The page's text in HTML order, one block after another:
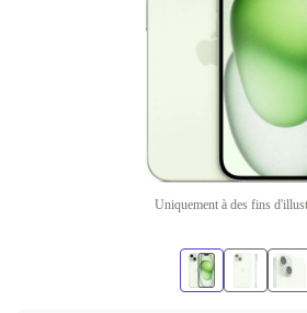
Uniquement à des fins